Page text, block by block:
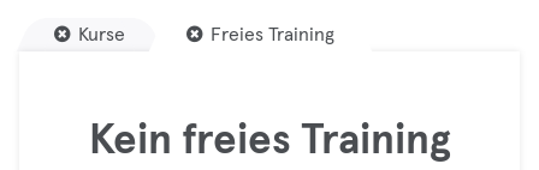
Kurse Freies Training
Kein freies Training